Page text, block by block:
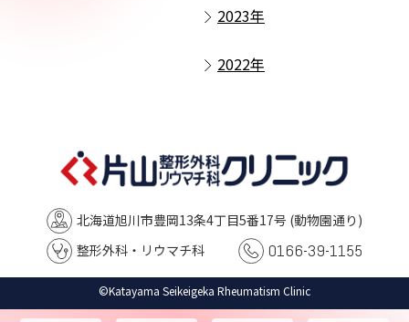
2023年
2022年
北海道旭川市豊岡13条4丁目5番17号 (動物園通り)
整形外科・リウマチ科
0166-39-1155
©Katayama Seikeigeka Rheumatism Clinic